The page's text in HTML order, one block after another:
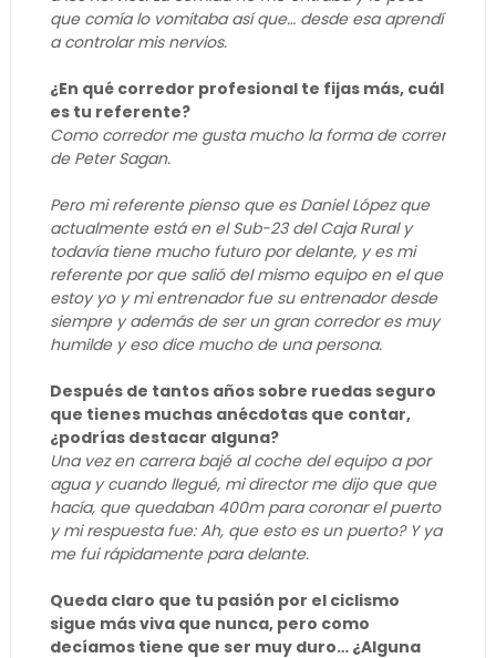
que comía lo vomitaba así que… desde esa aprendí
a controlar mis nervios.
¿En qué corredor profesional te fijas más, cuál
es tu referente?
Como corredor me gusta mucho la forma de correr
de Peter Sagan.
Pero mi referente pienso que es Daniel López que
actualmente está en el Sub-23 del Caja Rural y
todavía tiene mucho futuro por delante, y es mi
referente por que salió del mismo equipo en el que
estoy yo y mi entrenador fue su entrenador desde
siempre y además de ser un gran corredor es muy
humilde y eso dice mucho de una persona.
Después de tantos años sobre ruedas seguro
que tienes muchas anécdotas que contar,
¿podrías destacar alguna?
Una vez en carrera bajé al coche del equipo a por
agua y cuando llegué, mi director me dijo que que
hacía, que quedaban 400m para coronar el puerto
y mi respuesta fue: Ah, que esto es un puerto? Y ya
me fui rápidamente para delante.
Queda claro que tu pasión por el ciclismo
sigue más viva que nunca, pero como
decíamos tiene que ser muy duro… ¿Alguna